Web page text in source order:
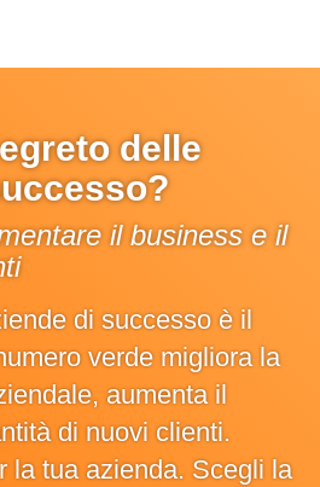
delle
il business e il
di successo è il
verde migliora la
aumenta il
di nuovi clienti.
la tua azienda. Scegli la